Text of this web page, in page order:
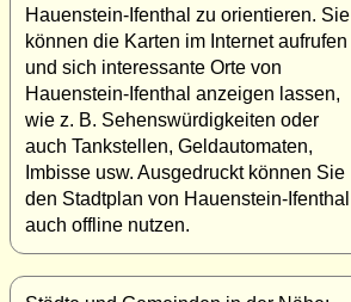
Hauenstein-Ifenthal zu orientieren. Sie
können die Karten im Internet aufrufen
und sich interessante Orte von
Hauenstein-Ifenthal anzeigen lassen,
wie z. B. Sehenswürdigkeiten oder
auch Tankstellen, Geldautomaten,
Imbisse usw. Ausgedruckt können Sie
den Stadtplan von Hauenstein-Ifenthal
auch offline nutzen.